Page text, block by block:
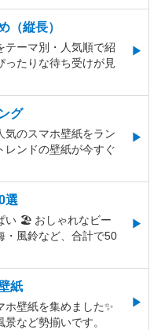
（縦長）
テーマ別・人気順で紹
ったりな待ち受けが見
グ
気のスマホ壁紙をラン
レンドの壁紙が今すぐ
選
い 🏖 おしゃれなビー
・風鈴など、合計で50
紙
壁紙を集めました✨
など勢揃いです。